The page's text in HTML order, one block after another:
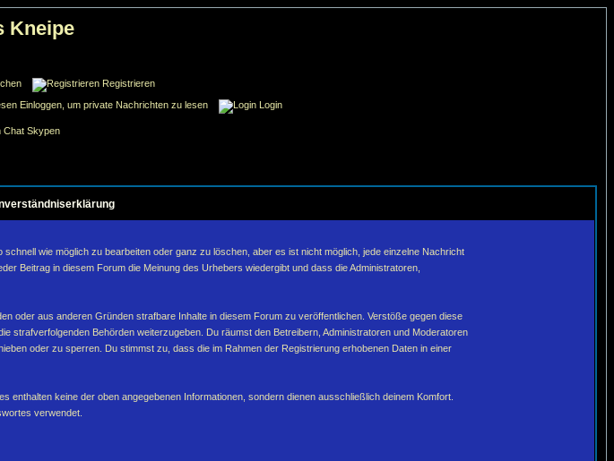
Kneipe
Registrieren
Einloggen, um private Nachrichten zu lesen Login
Skypen
wie möglich zu bearbeiten oder ganz zu löschen, aber es ist nicht möglich, jede einzelne Nachricht
Beitrag in diesem Forum die Meinung des Urhebers wiedergibt und dass die Administratoren,
oder aus anderen Gründen strafbare Inhalte in diesem Forum zu veröffentlichen. Verstöße gegen diese
strafverfolgenden Behörden weiterzugeben. Du räumst den Betreibern, Administratoren und Moderatoren
oder zu sperren. Du stimmst zu, dass die im Rahmen der Registrierung erhobenen Daten in einer
keine der oben angegebenen Informationen, sondern dienen ausschließlich deinem Komfort.
verwendet.